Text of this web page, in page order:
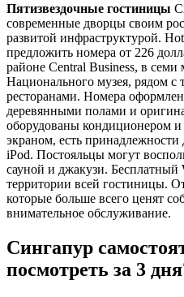
Пятизвездочные гостиницы
современные дворцы своим
развитой инфраструктурой.
предложить номера от 226
районе Central Business, в семи
Национального музея, рядом с
ресторанами. Номера
деревянными полами и
оборудованы кондиционером
экраном, есть принадлежности
iPod. Постояльцы могут
сауной и джакузи. Бесплатный
территории всей гостиницы.
которые больше всего ценят
внимательное обслуживание.
Сингапур
посмотреть за 3